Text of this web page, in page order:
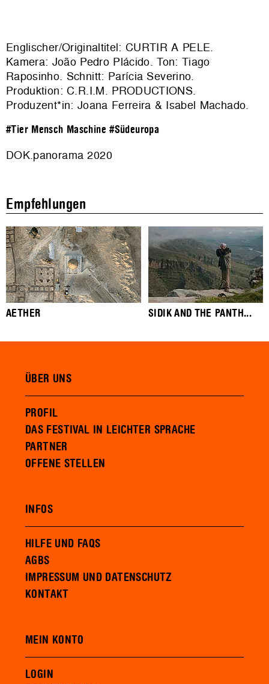
Englischer/Originaltitel: CURTIR A PELE.
Kamera: João Pedro Plácido. Ton: Tiago
Raposinho. Schnitt: Parícia Severino.
Produktion:C.R.I.M. PRODUCTIONS.
Produzent*in: Joana Ferreira & Isabel Machado.
#Tier Mensch Maschine #Südeuropa
DOK.panorama 2020
Empfehlungen
AETHER SIDIK AND THE PANTH...
ÜBER UNS
PROFIL
DAS FESTIVAL IN LEICHTER SPRACHE
PARTNER
OFFENE STELLEN
INFOS
HILFE UND FAQS
AGBS
IMPRESSUM UND DATENSCHUTZ
KONTAKT
MEIN KONTO
LOGIN